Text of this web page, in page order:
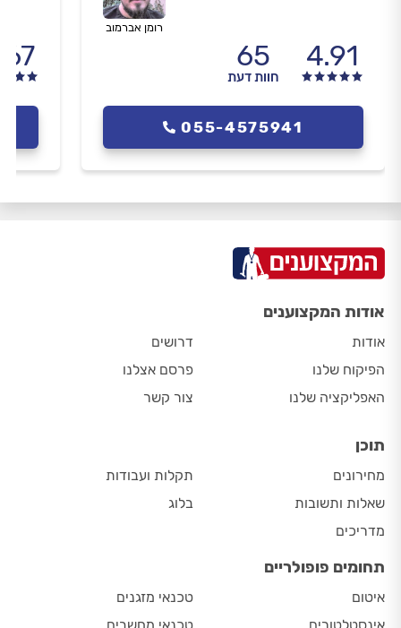
4.91
65
חוות דעת
רומן אברמוב
055-4575941
אודות המקצוענים
אודות
הפיקוח שלנו
האפליקציה שלנו
דרושים
פרסם אצלנו
צור קשר
תוכן
מחירונים
שאלות ותשובות
מדריכים
תקלות ועבודות
בלוג
תחומים פופולריים
איטום
טכנאי מזגנים